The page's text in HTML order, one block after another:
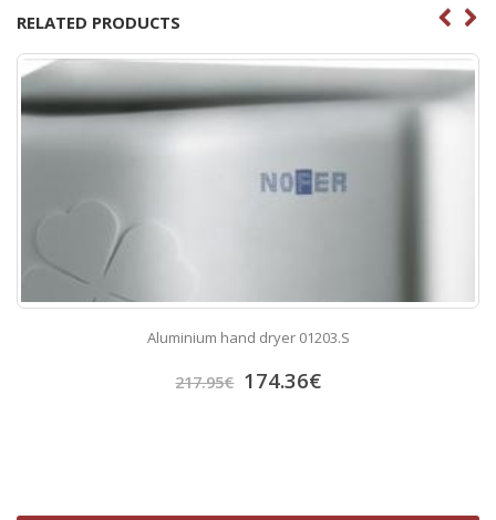
RELATED PRODUCTS
Aluminium hand dryer 01203.S
217.95€ 174.36€